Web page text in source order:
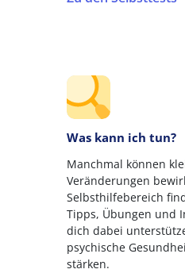
Was kann ich tun?
Manchmal können
Veränderungen
Selbsthilfebereich
Tipps, Übungen und
dich dabei
psychische
stärken.